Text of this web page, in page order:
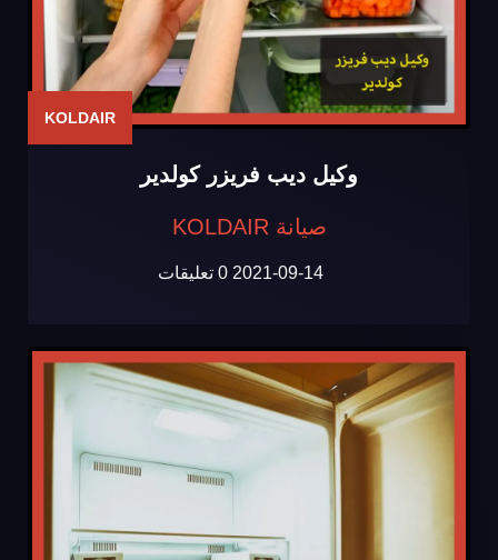
KOLDAIR
وكيل ديب فريزر كولدير
صيانة KOLDAIR
2021-09-14 0 تعليقات